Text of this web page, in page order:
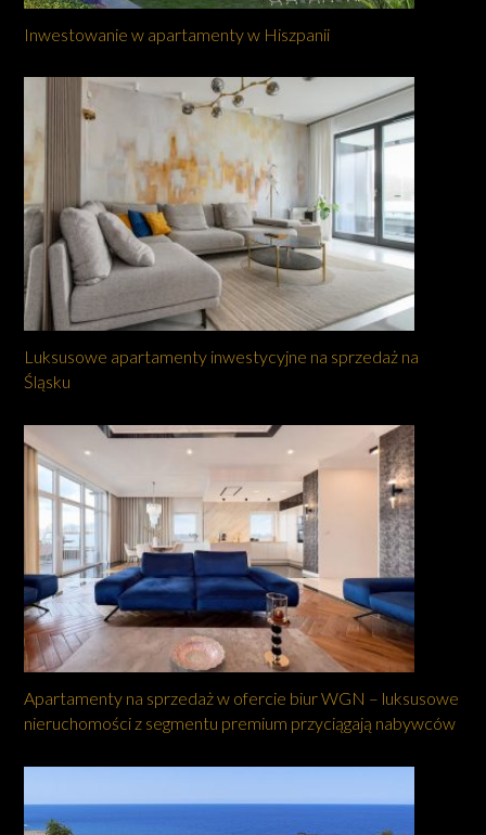
Inwestowanie w apartamenty w Hiszpanii
Luksusowe apartamenty inwestycyjne na sprzedaż na
Śląsku
Apartamenty na sprzedaż w ofercie biur WGN – luksusowe
nieruchomości z segmentu premium przyciągają nabywców